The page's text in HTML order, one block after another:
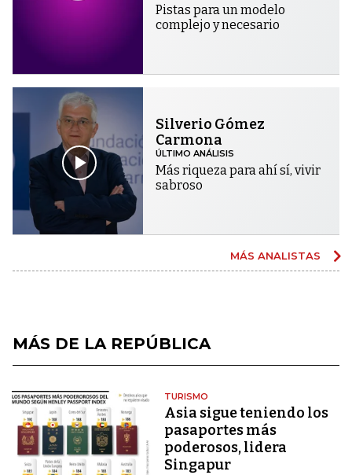
Pistas para un modelo
complejo y necesario
Silverio Gómez
Carmona
ÚLTIMO ANÁLISIS
Más riqueza para ahí sí, vivir
sabroso
MÁS ANALISTAS
MÁS DE LA REPÚBLICA
TURISMO
Asia sigue teniendo los
pasaportes más
poderosos, lidera
Singapur